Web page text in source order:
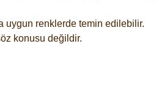
uygun renklerde temin edilebilir.
konusu değildir.